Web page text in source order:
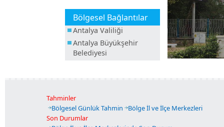
Bölgesel Bağlantılar
Antalya Valiliği
Antalya Büyükşehir
Belediyesi
Tahminler
Bölgesel Günlük Tahmin
Bölge İl ve İlçe Merkezleri
Son Durumlar